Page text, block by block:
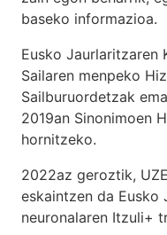
baseko informazioa.
Eusko Jaurlaritzaren
Sailaren menpeko
Sailburuordetzak
2019an Sinonimoen
hornitzeko.
2022az geroztik,
eskaintzen da
neuronalaren Itzuli+